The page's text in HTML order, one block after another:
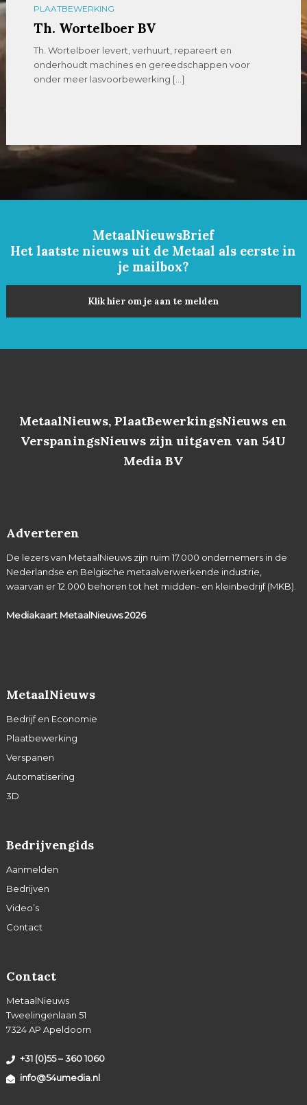
PLAATBEWERKING
Th. Wortelboer BV
Th. Wortelboer levert, verhuurt, repareert en
onderhoudt machines en gereedschappen voor
onder meer lasvoorbewerking […]
MetaalNieuwsBrief
Het laatste nieuws uit de Metaal als eerste in
je mailbox?
Klik hier om je aan te melden
MetaalNieuws, PlaatBewerkingsNieuws en
VerspaningsNieuws zijn uitgaven van 54U
Media BV
Adverteren
De lezers van MetaalNieuws zijn ruim 17.000 ondernemers in de
Nederlandse en Belgische metaalverwerkende industrie,
waarvan er 12.000 behoren tot het midden- en kleinbedrijf (MKB).
Mediakaart MetaalNieuws2026
MetaalNieuws
Bedrijf en Economie
Plaatbewerking
Verspanen
Automatisering
3D
Bedrijvengids
Aanmelden
Bedrijven
Video’s
Contact
Contact
MetaalNieuws
Tweelingenlaan 51
7324 AP Apeldoorn
+31 (0)55 – 360 1060
info@54umedia.nl